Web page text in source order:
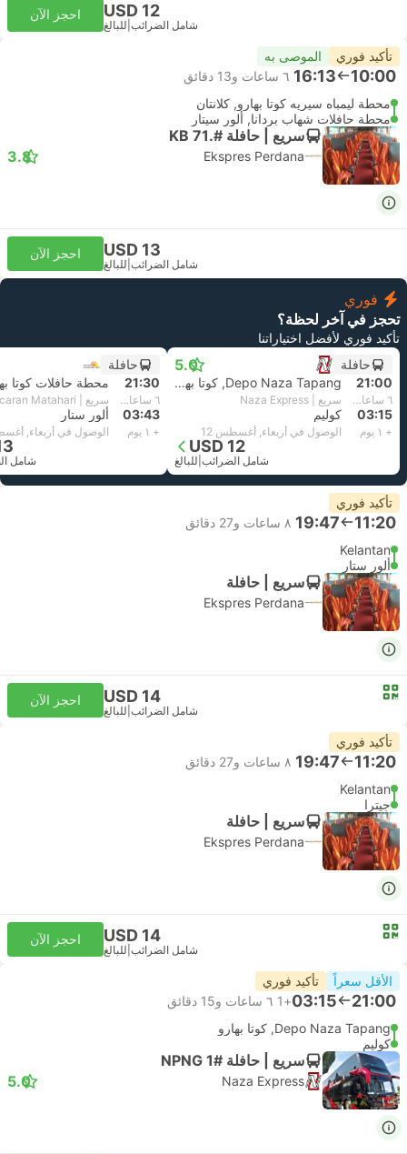
USD 12
شامل الضرائب للبالغ
احجز الآن
تأكيد فوري الموصى به
10:00
16:13 ٦ ساعات و‫13 دقائق
محطة ليمباه سيريه كوتا بهارو, كلانتان
محطة حافلات شهاب بردانا, ألور سيتار
سريع | حافلة #.KB 71
Ekspres Perdana
3.8
USD 13
شامل الضرائب للبالغ
احجز الآن
فوري
تحجز في آخر لحظة؟
تأكيد فوري لأفضل اختياراتنا
حافلة
5.0
21:00 Depo Naza Tapang, كوتا بهارو
٦ ساعات و‫15 دقائق سريع | Naza Express
03:15 كوليم
+ ١ يوم الوصول في أربعاء, أغسطس 12
USD 12
شامل الضرائب للبالغ
حافلة
21:30
محطة حافلات كوتا
٦ ساعات و‫13 دقائق سريع | Pancaran Matahari
03:43 ألور ستار
+ ١ يوم الوصول في أربعاء,
شامل
تأكيد فوري
11:20
19:47 ٨ ساعات و‫27 دقائق
Kelantan
ألور ستار
سريع | حافلة
Ekspres Perdana
USD 14
شامل الضرائب للبالغ
احجز الآن
تأكيد فوري
11:20
19:47 ٨ ساعات و‫27 دقائق
Kelantan
جيترا
سريع | حافلة
Ekspres Perdana
USD 14
شامل الضرائب للبالغ
احجز الآن
الأقل سعراً تأكيد فوري
21:00
03:15
+1
٦ ساعات و‫15 دقائق
Depo Naza Tapang, كوتا بهارو
كوليم
سريع | حافلة #NPNG 1
Naza Express
5.0